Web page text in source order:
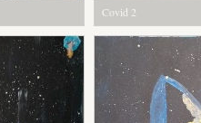
Covid 2